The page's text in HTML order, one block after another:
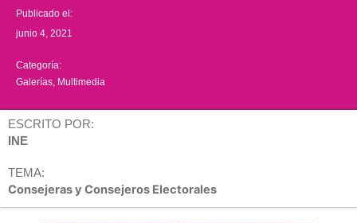
Publicado el:
junio 4, 2021
Categoría:
Galerías Multimedia
ESCRITO POR:
INE
TEMA:
Consejeras y Consejeros Electorales